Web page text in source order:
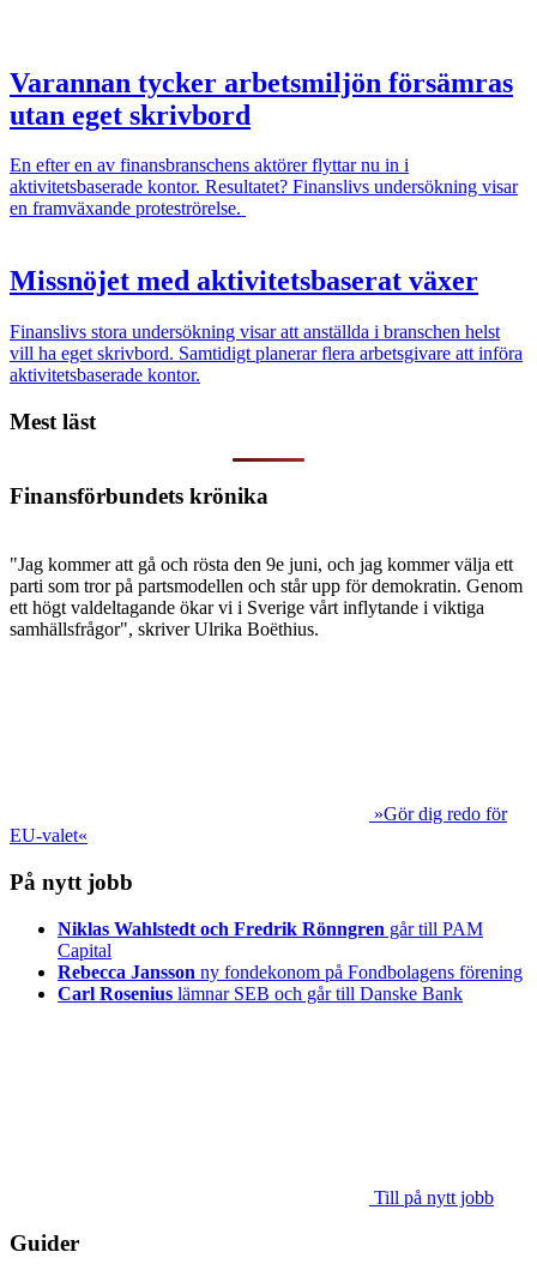
Varannan tycker arbetsmiljön försämras
utan eget skrivbord
En efter en av finansbranschens aktörer flyttar nu in i
aktivitetsbaserade kontor. Resultatet? Finanslivs undersökning visar
en framväxande proteströrelse.
Missnöjet med aktivitetsbaserat växer
Finanslivs stora undersökning visar att anställda i branschen helst
vill ha eget skrivbord. Samtidigt planerar flera arbetsgivare att införa
aktivitetsbaserade kontor.
Mest läst
Finansförbundets krönika
"Jag kommer att gå och rösta den 9e juni, och jag kommer välja ett
parti som tror på partsmodellen och står upp för demokratin. Genom
ett högt valdeltagande ökar vi i Sverige vårt inflytande i viktiga
samhällsfrågor", skriver Ulrika Boëthius.
»Gör dig redo för
EU-valet«
På nytt jobb
Niklas Wahlstedt och Fredrik Rönngren går till PAM
Capital
Rebecca Jansson ny fondekonom på Fondbolagens förening
Carl Rosenius lämnar SEB och går till Danske Bank
Till på nytt jobb
Guider